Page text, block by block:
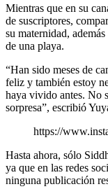
Mientras que en su
de suscriptores,
su maternidad,
de una playa.
“Han sido meses de
feliz y también estoy
haya vivido antes. No
sorpresa”, escribió
https://
Hasta ahora, sólo
ya que en las redes
ninguna publicación